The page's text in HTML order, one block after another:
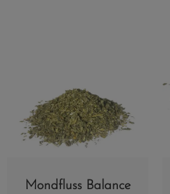
Mondfluss Balance